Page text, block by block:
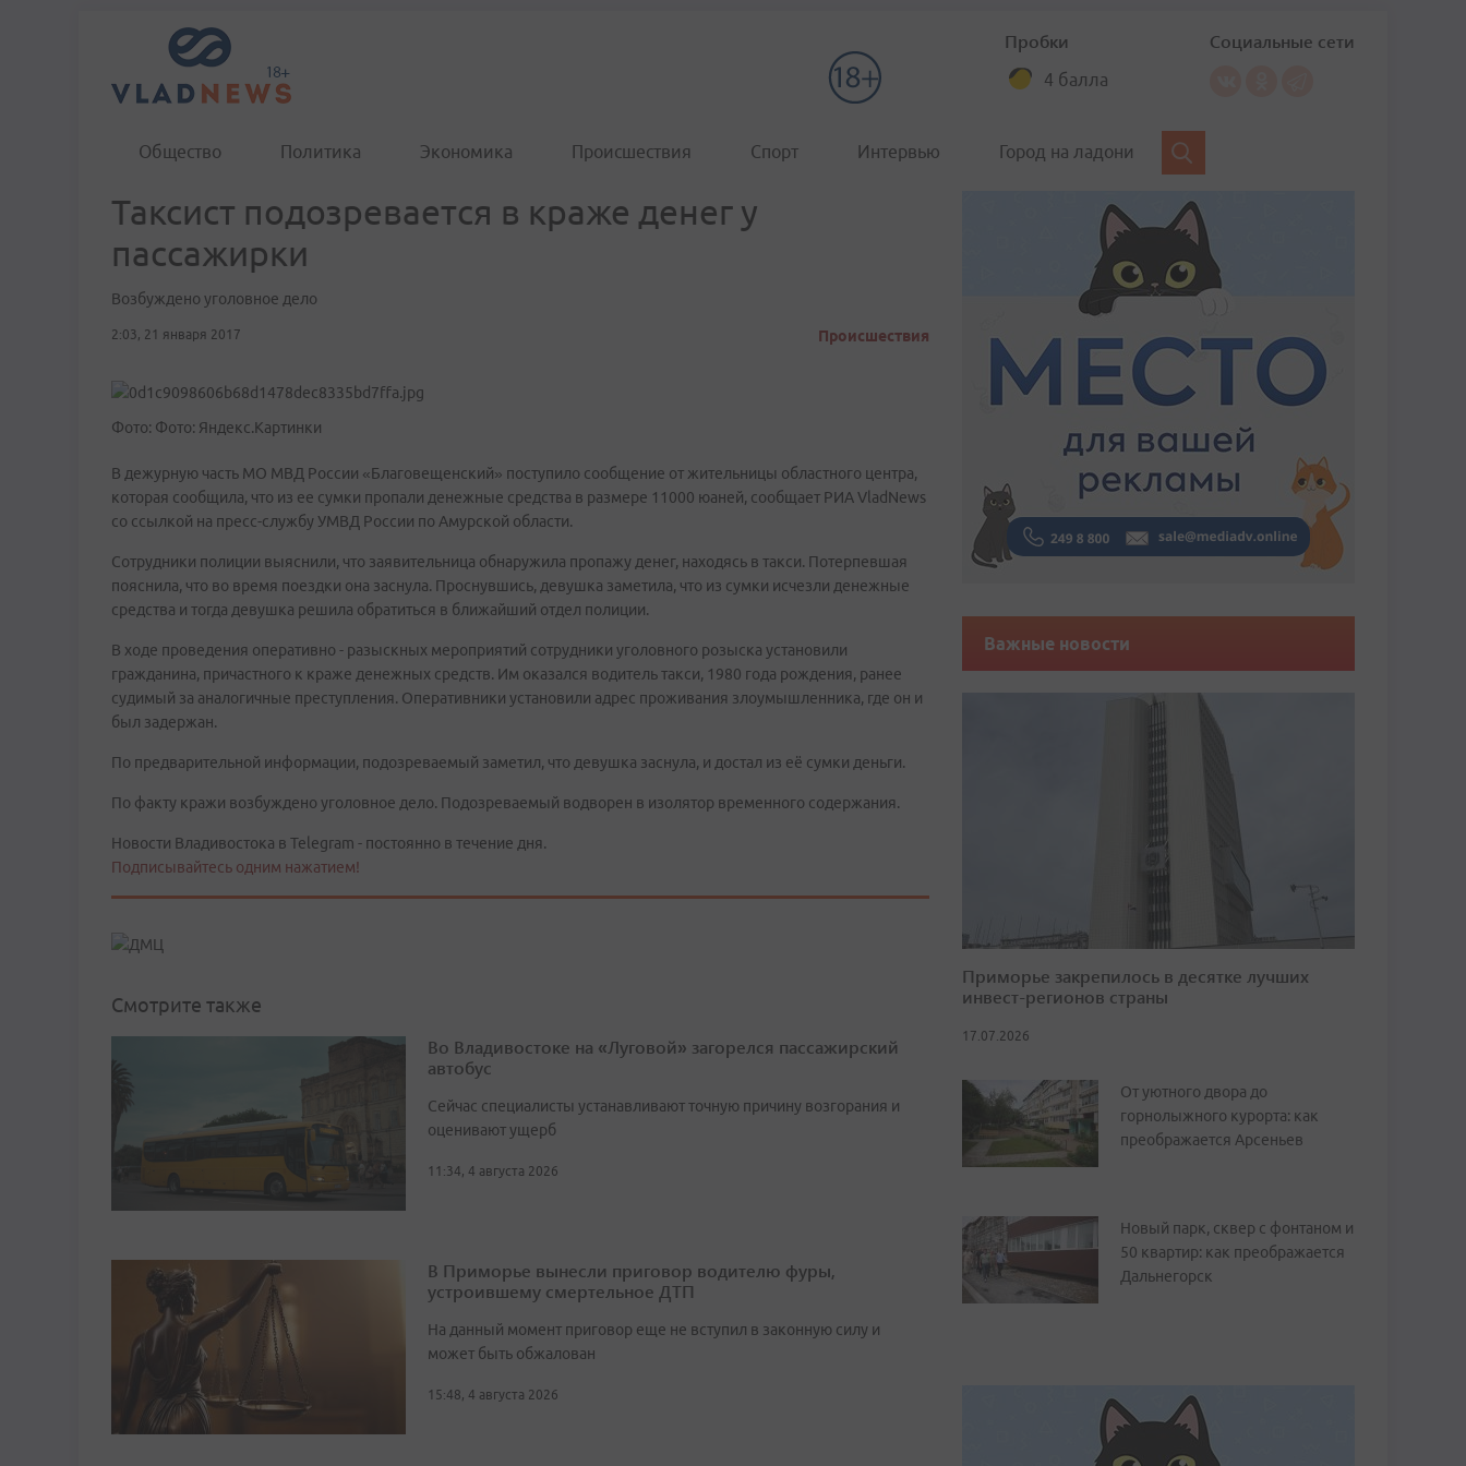
Пробки
4 балла
Социальные сети
Общество Политика Экономика Происшествия Спорт Интервью Город на ладони
Таксист подозревается в краже денег у
пассажирки
Возбуждено уголовное дело
2:03, 21 января 2017 Происшествия
Фото: Фото: Яндекс.Картинки
В дежурную часть МО МВД России «Благовещенский» поступило сообщение от жительницы областного центра,
которая сообщила, что из ее сумки пропали денежные средства в размере 11000 юаней, сообщает РИА VladNews
со ссылкой на пресс-службу УМВД России по Амурской области.
Сотрудники полиции выяснили, что заявительница обнаружила пропажу денег, находясь в такси. Потерпевшая
пояснила, что во время поездки она заснула. Проснувшись, девушка заметила, что из сумки исчезли денежные
средства и тогда девушка решила обратиться в ближайший отдел полиции.
В ходе проведения оперативно - разыскных мероприятий сотрудники уголовного розыска установили
гражданина, причастного к краже денежных средств. Им оказался водитель такси, 1980 года рождения, ранее
судимый за аналогичные преступления. Оперативники установили адрес проживания злоумышленника, где он и
был задержан.
По предварительной информации, подозреваемый заметил, что девушка заснула, и достал из её сумки деньги.
По факту кражи возбуждено уголовное дело. Подозреваемый водворен в изолятор временного содержания.
Новости Владивостока в Telegram - постоянно в течение дня.
Подписывайтесь одним нажатием!
Смотрите также
Во Владивостоке на «Луговой» загорелся пассажирский
автобус
Сейчас специалисты устанавливают точную причину возгорания и
оценивают ущерб
11:34, 4 августа 2026
В Приморье вынесли приговор водителю фуры,
устроившему смертельное ДТП
На данный момент приговор еще не вступил в законную силу и
может быть обжалован
15:48, 4 августа 2026
Важные новости
Приморье закрепилось в десятке лучших
инвест-регионов страны
17.07.2026
От уютного двора до
горнолыжного курорта: как
преображается Арсеньев
Новый парк, сквер с фонтаном и
50 квартир: как преображается
Дальнегорск